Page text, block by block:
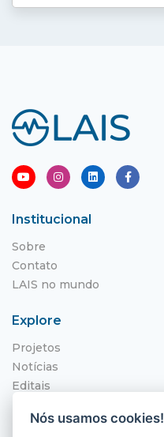
Institucional
Sobre
Contato
LAIS no mundo
Explore
Projetos
Notícias
Editais
Nós usamos cookies!